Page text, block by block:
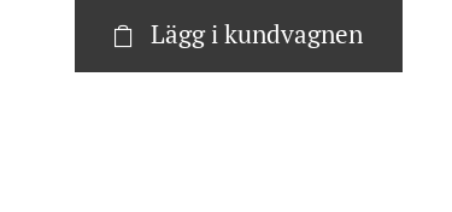
Lägg i kundvagnen